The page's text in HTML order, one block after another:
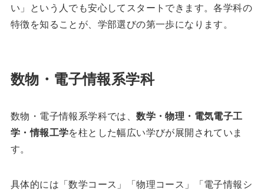
い」という人でも安心してスタートできます。各学科の
特徴を知ることが、学部選びの第一歩になります。
数物・電子情報系学科
数物・電子情報系学科では、数学・物理・電気電子工
学・情報工学を柱とした幅広い学びが展開されていま
す。
具体的には「数学コース」「物理コース」「電子情報シ